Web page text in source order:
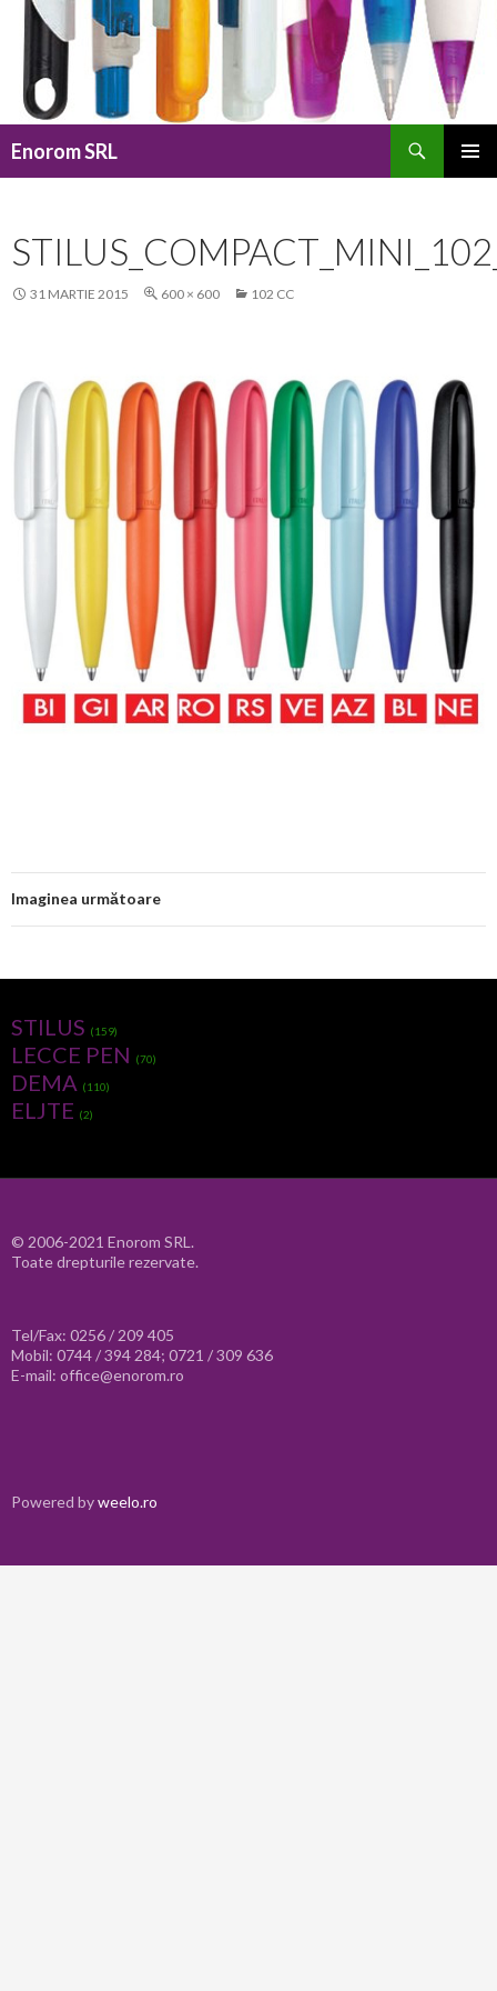
Enorom SRL
31 MARTIE 2015 600 × 600 102 CC
Imaginea următoare
STILUS (159)
LECCE PEN (70)
DEMA (110)
ELJTE (2)
© 2006-2021 Enorom SRL.
Toate drepturile rezervate.
Tel/Fax: 0256 / 209 405
Mobil: 0744 / 394 284; 0721 / 309 636
E-mail: office@enorom.ro
Powered byweelo.ro